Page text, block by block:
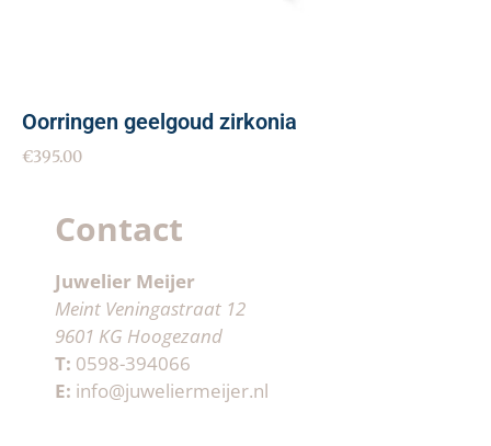
Oorringen geelgoud zirkonia
€395.00
Contact
Juwelier Meijer
Meint Veningastraat 12
9601 KG Hoogezand
T: 0598-394066
E: info@juweliermeijer.nl